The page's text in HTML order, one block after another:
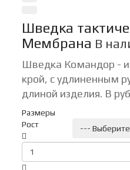
Шведка
Мембрана В
Шведка Командор -
крой, с удлиненным
длиной изделия. В
Размеры
Рост
---